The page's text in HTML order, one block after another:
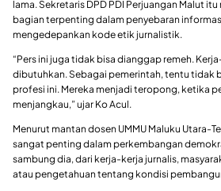
lama. Sekretaris DPD PDI Perjuangan Malut
bagian terpenting dalam penyebaran
mengedepankan kode etik jurnalistik.
“Pers ini juga tidak bisa dianggap remeh.
dibutuhkan. Sebagai pemerintah, tentu tidak
profesi ini. Mereka menjadi teropong, ketika
menjangkau,” ujar Ko Acul.
Menurut mantan dosen UMMU Maluku Utara-
sangat penting dalam perkembangan
sambung dia, dari kerja-kerja jurnalis,
atau pengetahuan tentang kondisi